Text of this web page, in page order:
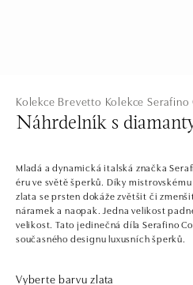
Kolekce Brevetto Kolekce Serafino
Náhrdelník s
Mladá a dynamická italská značka
éru ve světě šperků. Díky
zlata se prsten dokáže zvětšit či
náramek a naopak. Jedna velikost
velikost. Tato jedinečná díla Serafino
současného designu luxusních šperků.
Vyberte barvu zlata